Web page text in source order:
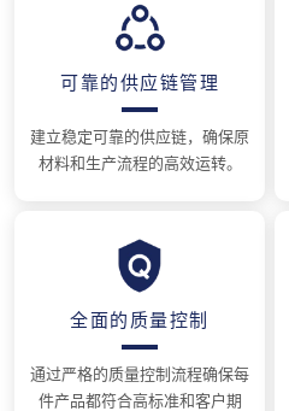
可靠的供应链管理
建立稳定可靠的供应链，确保原
材料和生产流程的高效运转。
全面的质量控制
通过严格的质量控制流程确保每
件产品都符合高标准和客户期